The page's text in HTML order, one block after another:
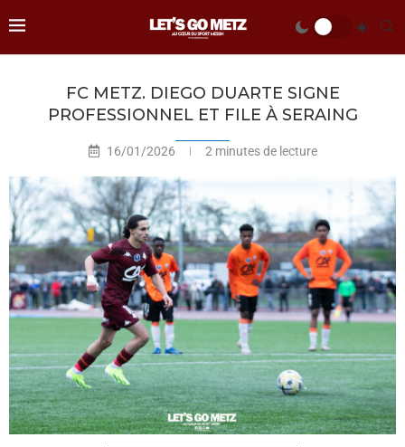
FC METZ. DIEGO DUARTE SIGNE
PROFESSIONNEL ET FILE À SERAING
16/01/2026 2 minutes de lecture